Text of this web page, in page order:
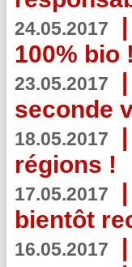
24.05.2017 |
100% bio !
23.05.2017 |
seconde
18.05.2017 |
régions !
17.05.2017 |
bientôt
16.05.2017 |